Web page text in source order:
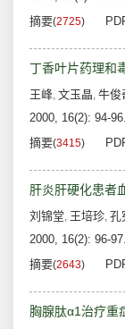
摘要(2725)
丁香叶片药理和
王峰, 文玉晶, 牛俊
2000, 16(2): 94-96.
摘要(3415)
肝炎肝硬化患者
刘锦堂, 王培珍, 孔
2000, 16(2): 96-97.
摘要(2643)
胸腺肽α1治疗重